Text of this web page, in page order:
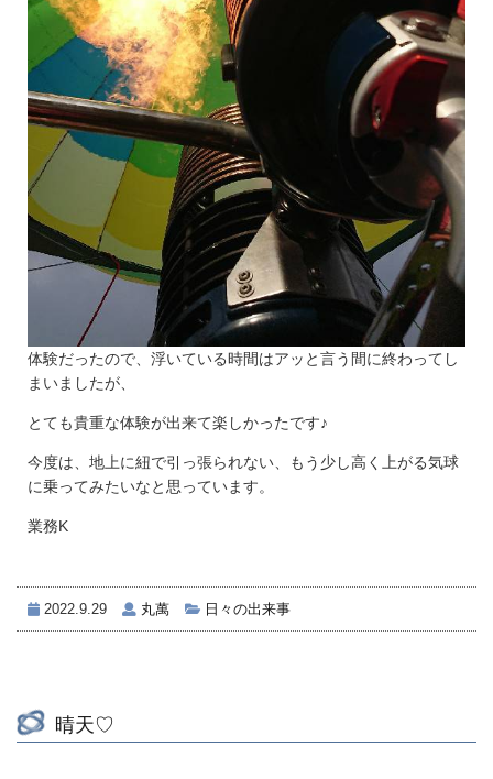
体験だったので、浮いている時間はアッと言う間に終わってし
まいましたが、
とても貴重な体験が出来て楽しかったです♪
今度は、地上に紐で引っ張られない、もう少し高く上がる気球
に乗ってみたいなと思っています。
業務K
2022.9.29 丸萬 日々の出来事
晴天♡